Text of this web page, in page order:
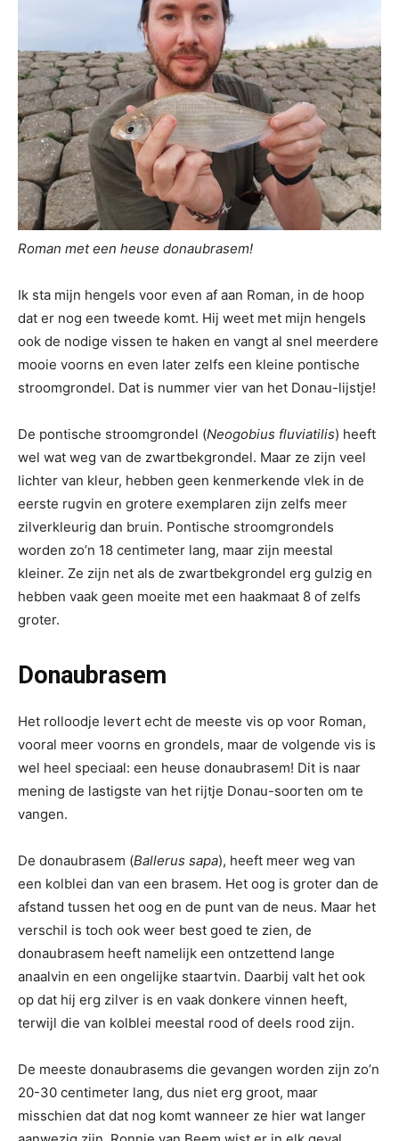
Roman met een heuse donaubrasem!
Ik sta mijn hengels voor even af aan Roman, in de hoop
dat er nog een tweede komt. Hij weet met mijn hengels
ook de nodige vissen te haken en vangt al snel meerdere
mooie voorns en even later zelfs een kleine pontische
stroomgrondel. Dat is nummer vier van het Donau-lijstje!
De pontische stroomgrondel (Neogobius fluviatilis) heeft
wel wat weg van de zwartbekgrondel. Maar ze zijn veel
lichter van kleur, hebben geen kenmerkende vlek in de
eerste rugvin en grotere exemplaren zijn zelfs meer
zilverkleurig dan bruin. Pontische stroomgrondels
worden zo’n 18 centimeter lang, maar zijn meestal
kleiner. Ze zijn net als de zwartbekgrondel erg gulzig en
hebben vaak geen moeite met een haakmaat 8 of zelfs
groter.
Donaubrasem
Het rolloodje levert echt de meeste vis op voor Roman,
vooral meer voorns en grondels, maar de volgende vis is
wel heel speciaal: een heuse donaubrasem! Dit is naar
mening de lastigste van het rijtje Donau-soorten om te
vangen.
De donaubrasem (Ballerus sapa), heeft meer weg van
een kolblei dan van een brasem. Het oog is groter dan de
afstand tussen het oog en de punt van de neus. Maar het
verschil is toch ook weer best goed te zien, de
donaubrasem heeft namelijk een ontzettend lange
anaalvin en een ongelijke staartvin. Daarbij valt het ook
op dat hij erg zilver is en vaak donkere vinnen heeft,
terwijl die van kolblei meestal rood of deels rood zijn.
De meeste donaubrasems die gevangen worden zijn zo’n
20-30 centimeter lang, dus niet erg groot, maar
misschien dat dat nog komt wanneer ze hier wat langer